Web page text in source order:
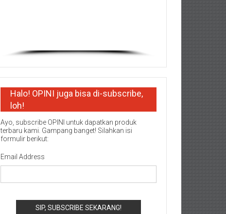
Halo! OPINI juga bisa di-subscribe,
loh!
Ayo, subscribe OPINI untuk dapatkan produk
terbaru kami. Gampang banget! Silahkan isi
formulir berikut:
Email Address